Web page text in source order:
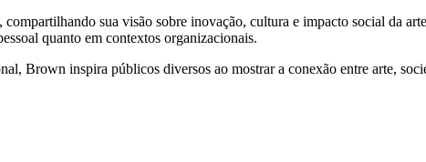
sua visão sobre inovação, cultura e impacto social da
quanto em contextos organizacionais.
Brown inspira públicos diversos ao mostrar a conexão entre arte,